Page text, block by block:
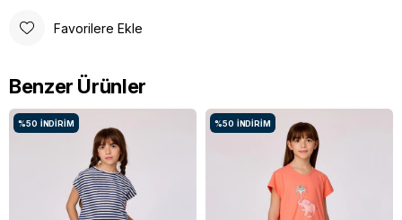
Favorilere Ekle
Benzer Ürünler
%50 İNDIRIM %50 İNDIRIM